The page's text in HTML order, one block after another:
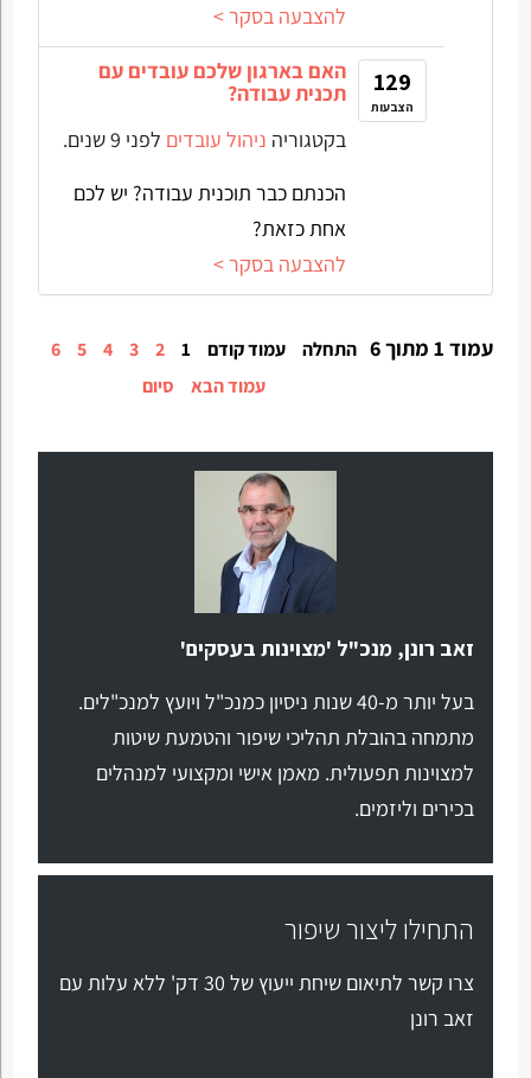
להצבעה בסקר >
129
הצבעות
האם בארגון שלכם עובדים עם
תכנית עבודה?
בקטגוריה ניהול עובדים לפני 9 שנים.
הכנתם כבר תוכנית עבודה? יש לכם
אחת כזאת?
להצבעה בסקר >
עמוד 1 מתוך 6 התחלה עמוד קודם 1
2
3
4
5
6
עמוד הבא
סיום
זאב רונן, מנכ"ל 'מצוינות בעסקים'
בעל יותר מ-40 שנות ניסיון כמנכ"ל ויועץ למנכ"לים.
מתמחה בהובלת תהליכי שיפור והטמעת שיטות
למצוינות תפעולית. מאמן אישי ומקצועי למנהלים
בכירים וליזמים.
התחילו ליצור שיפור
צרו קשר לתיאום שיחת ייעוץ של 30 דק' ללא עלות עם
זאב רונן